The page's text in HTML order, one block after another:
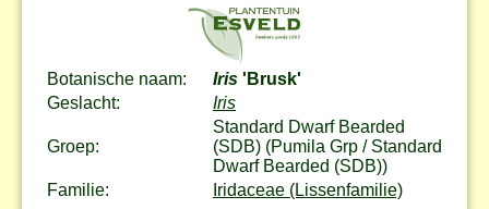
Botanische naam: Iris 'Brusk'
Geslacht:
Iris
Groep:
Standard Dwarf Bearded
(SDB) (Pumila Grp / Standard
Dwarf Bearded (SDB))
Familie:
Iridaceae (Lissenfamilie)